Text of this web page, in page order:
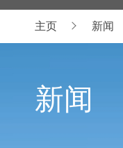
主页 新闻
新闻